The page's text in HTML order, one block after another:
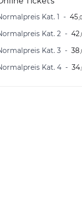
Kat. 1 45
Kat. 2
42
Kat. 3
38
Kat. 4
34